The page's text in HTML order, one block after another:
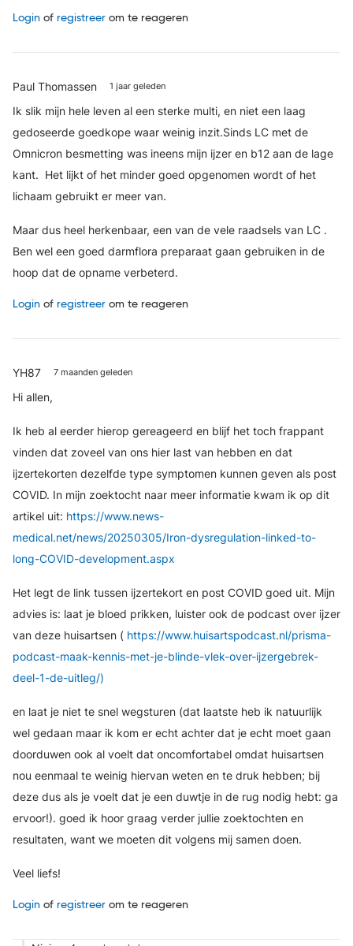
Login of registreer om te reageren
Paul Thomassen 1 jaar geleden
Ik slik mijn hele leven al een sterke multi, en niet een laag
gedoseerde goedkope waar weinig inzit.Sinds LC met de
Omnicron besmetting was ineens mijn ijzer en b12 aan de lage
kant. Het lijkt of het minder goed opgenomen wordt of het
lichaam gebruikt er meer van.
Maar dus heel herkenbaar, een van de vele raadsels van LC .
Ben wel een goed darmflora preparaat gaan gebruiken in de
hoop dat de opname verbeterd.
Login of registreer om te reageren
YH87 7 maanden geleden
Hi allen,
Ik heb al eerder hierop gereageerd en blijf het toch frappant
vinden dat zoveel van ons hier last van hebben en dat
ijzertekorten dezelfde type symptomen kunnen geven als post
COVID. In mijn zoektocht naar meer informatie kwam ik op dit
artikel uit: https://www.news-
medical.net/news/20250305/Iron-dysregulation-linked-to-
long-COVID-development.aspx
Het legt de link tussen ijzertekort en post COVID goed uit. Mijn
advies is: laat je bloed prikken, luister ook de podcast over ijzer
van deze huisartsen ( https://www.huisartspodcast.nl/prisma-
podcast-maak-kennis-met-je-blinde-vlek-over-ijzergebrek-
deel-1-de-uitleg/)
en laat je niet te snel wegsturen (dat laatste heb ik natuurlijk
wel gedaan maar ik kom er echt achter dat je echt moet gaan
doorduwen ook al voelt dat oncomfortabel omdat huisartsen
nou eenmaal te weinig hiervan weten en te druk hebben; bij
deze dus als je voelt dat je een duwtje in de rug nodig hebt: ga
ervoor!). goed ik hoor graag verder jullie zoektochten en
resultaten, want we moeten dit volgens mij samen doen.
Veel liefs!
Login of registreer om te reageren